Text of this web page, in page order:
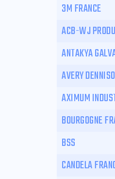
3M FRANCE
ACB-WJ
ANTAKYA
AVERY
AXIMUM
BOURGOGNE
BSS
CANDELA